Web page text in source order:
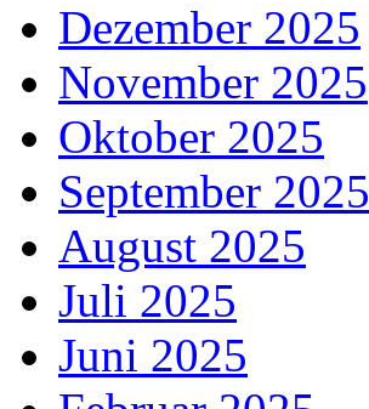
Dezember 2025
November 2025
Oktober 2025
September 2025
August 2025
Juli 2025
Juni 2025